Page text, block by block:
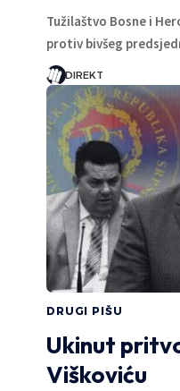
Tužilaštvo Bosne i
protiv bivšeg
DIREKT
DRUGI PIŠU
Ukinut
Viškoviću